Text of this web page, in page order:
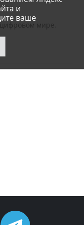
мире.
и
ваше